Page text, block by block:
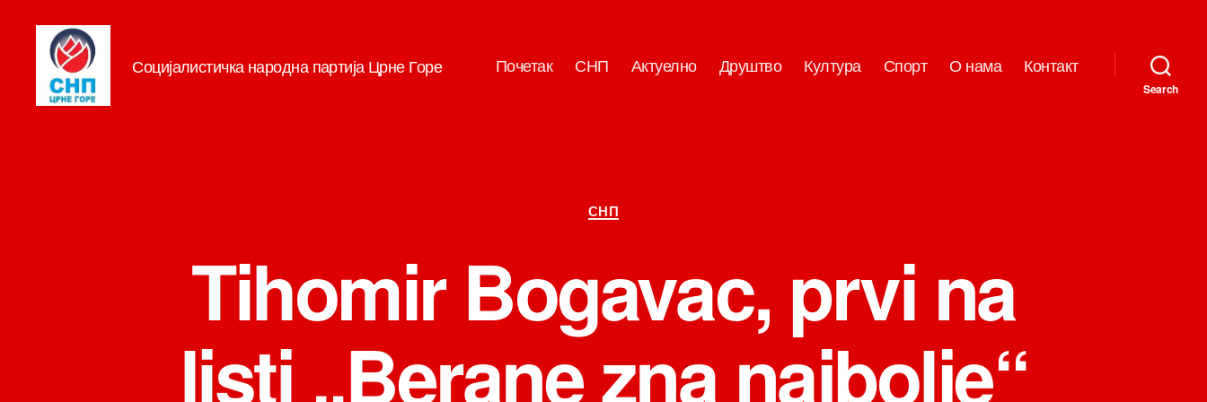
Социјалистичка народна партија Црне Горе Почетак СНП Актуелно Друштво Култура Спорт О нама Контакт
Search
Категорије
СНП
Tihomir Bogavac, prvi na
listi „Berane zna najbolje“